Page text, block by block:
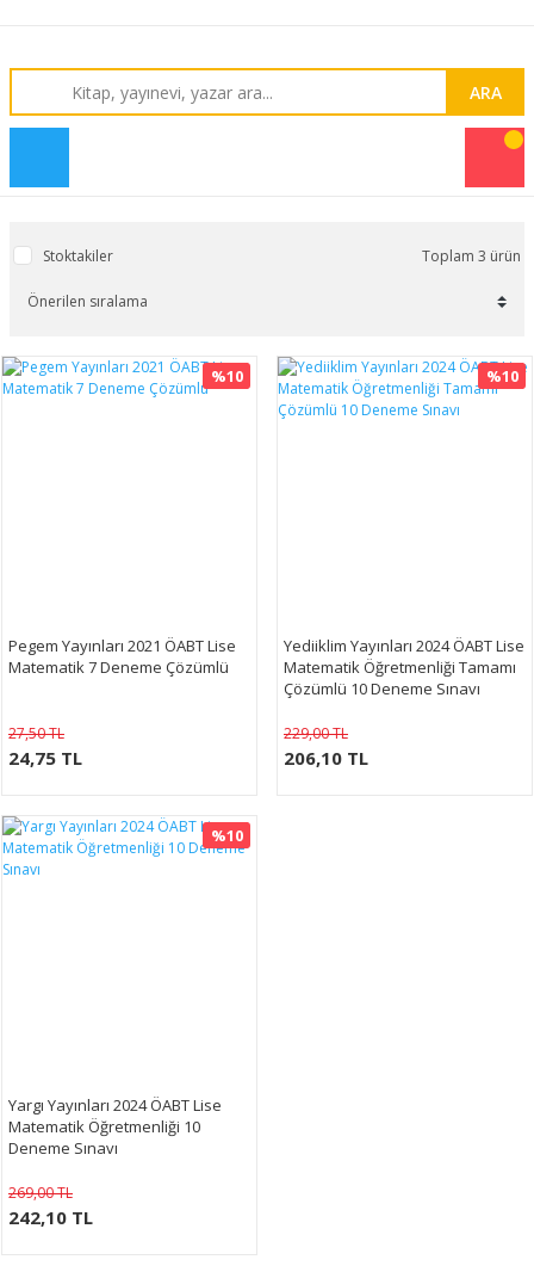
ARA
Stoktakiler Toplam 3 ürün
%10
Pegem Yayınları 2021 ÖABT Lise
Matematik 7 Deneme Çözümlü
27,50 TL
24,75 TL
%10
Yediiklim Yayınları 2024 ÖABT Lise
Matematik Öğretmenliği Tamamı
Çözümlü 10 Deneme Sınavı
229,00 TL
206,10 TL
%10
Yargı Yayınları 2024 ÖABT Lise
Matematik Öğretmenliği 10
Deneme Sınavı
269,00 TL
242,10 TL